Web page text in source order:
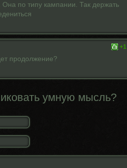
Она по типу кампании. Так держать
+1
продолжение?
умную мысль?